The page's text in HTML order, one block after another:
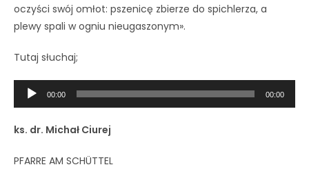
oczyści swój omłot: pszenicę zbierze do spichlerza, a
plewy spali w ogniu nieugaszonym».
Tutaj słuchaj;
Odtwarzacz
plików
dźwiękowych
00:00 00:00
ks. dr. Michał Ciurej
PFARRE AM SCHÜTTEL